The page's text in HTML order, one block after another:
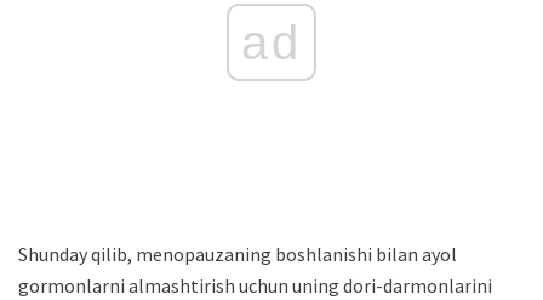
ad
Shunday qilib, menopauzaning boshlanishi bilan ayol
gormonlarni almashtirish uchun uning dori-darmonlarini